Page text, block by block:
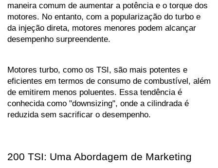
maneira comum de aumentar a potência e o torque dos
motores. No entanto, com a popularização do turbo e
da injeção direta, motores menores podem alcançar
desempenho surpreendente.
Motores turbo, como os TSI, são mais potentes e
eficientes em termos de consumo de combustível, além
de emitirem menos poluentes. Essa tendência é
conhecida como "downsizing", onde a cilindrada é
reduzida sem sacrificar o desempenho.
200 TSI: Uma Abordagem de Marketing